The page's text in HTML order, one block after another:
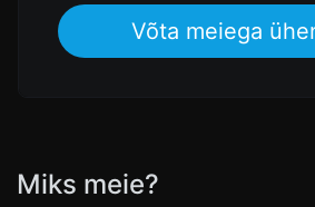
Võta meiega
Miks meie?